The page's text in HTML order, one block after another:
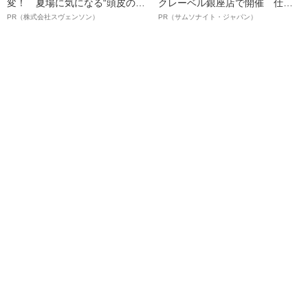
変！ 夏場に気になる“頭皮のニ
オイ”や“ベタつき”を解消す
PR（株式会社スヴェンソン）
クレーベル銀座店で開催 仕事
も人生も自分らしく～笑顔あふ
PR（サムソナイト・ジャパン）